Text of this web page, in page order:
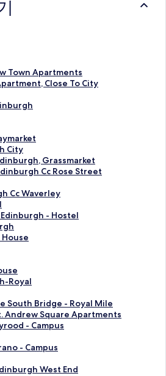
Town Apartments
Close To City
City
Grassmarket
Cc Rose Street
Cc Waverley
- Hostel
Royal
South Bridge - Royal Mile
Andrew Square Apartments
- Campus
- Campus
West End